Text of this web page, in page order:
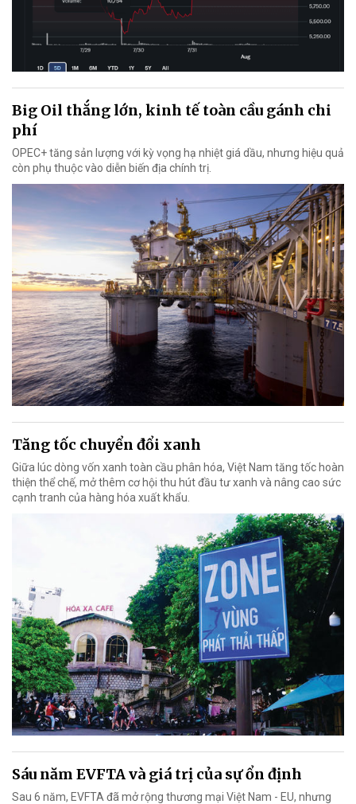
Big Oil thắng lớn, kinh tế toàn cầu gánh chi
phí
OPEC+ tăng sản lượng với kỳ vọng hạ nhiệt giá dầu, nhưng hiệu quả
còn phụ thuộc vào diễn biến địa chính trị.
Tăng tốc chuyển đổi xanh
Giữa lúc dòng vốn xanh toàn cầu phân hóa, Việt Nam tăng tốc hoàn
thiện thể chế, mở thêm cơ hội thu hút đầu tư xanh và nâng cao sức
cạnh tranh của hàng hóa xuất khẩu.
Sáu năm EVFTA và giá trị của sự ổn định
Sau 6 năm, EVFTA đã mở rộng thương mại Việt Nam - EU, nhưng